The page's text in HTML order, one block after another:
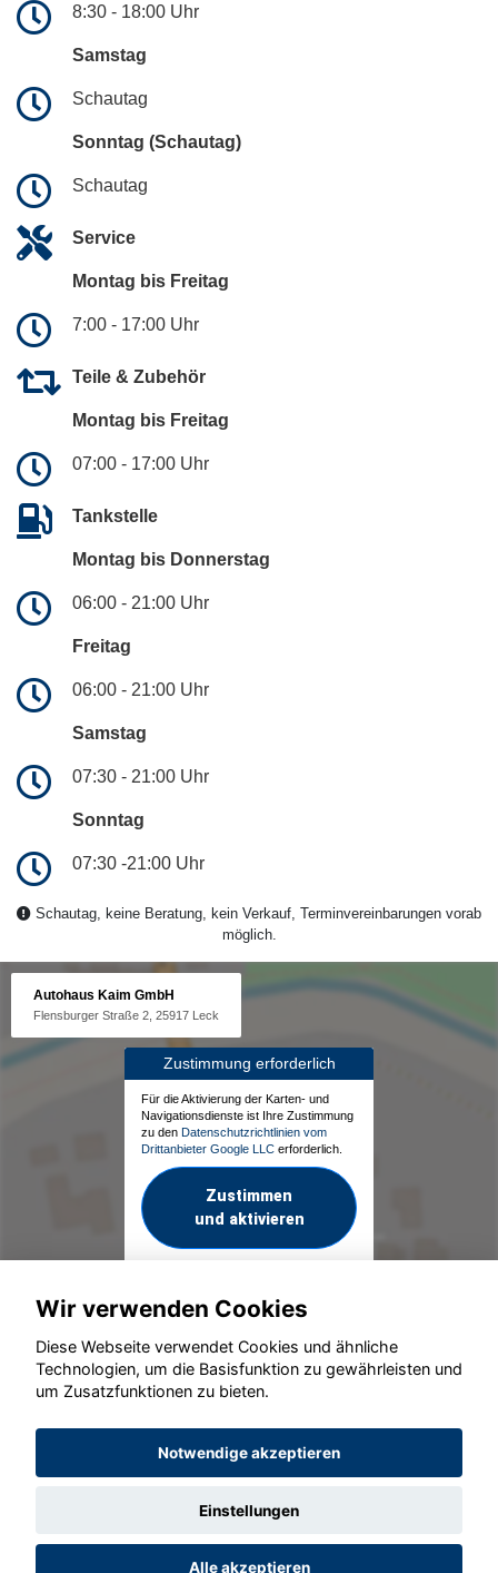
8:30 - 18:00 Uhr
Samstag
Schautag
Sonntag (Schautag)
Schautag
Service
Montag bis Freitag
7:00 - 17:00 Uhr
Teile & Zubehör
Montag bis Freitag
07:00 - 17:00 Uhr
Tankstelle
Montag bis Donnerstag
06:00 - 21:00 Uhr
Freitag
06:00 - 21:00 Uhr
Samstag
07:30 - 21:00 Uhr
Sonntag
07:30 -21:00 Uhr
Schautag, keine Beratung, kein Verkauf, Terminvereinbarungen vorab
möglich.
Autohaus Kaim GmbH
Flensburger Straße 2, 25917 Leck
Zustimmung erforderlich
Für die Aktivierung der Karten- und
Navigationsdienste ist Ihre Zustimmung
zu den Datenschutzrichtlinien vom
Drittanbieter Google LLC erforderlich.
Zustimmen
und aktivieren
© konjunkturmotor.de GmbH 2020 - 2026
Wir verwenden Cookies
Diese Webseite verwendet Cookies und ähnliche
Technologien, um die Basisfunktion zu gewährleisten und
um Zusatzfunktionen zu bieten.
Notwendige akzeptieren
Einstellungen
Alle akzeptieren